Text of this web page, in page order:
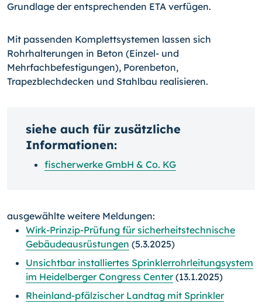
Grundlage der entsprechenden ETA verfügen.
Mit passenden Komplettsystemen lassen sich
Rohrhalterungen in Beton (Einzel- und
Mehrfachbefestigungen), Porenbeton,
Trapezblechdecken und Stahlbau realisieren.
siehe auch für zusätzliche
Informationen:
fischerwerke GmbH & Co. KG
ausgewählte weitere Meldungen:
Wirk-Prinzip-Prüfung für sicherheitstechnische
Gebäudeausrüstungen (5.3.2025)
Unsichtbar installiertes Sprinklerrohrleitungsystem
im Heidelberger Congress Center(13.1.2025)
Rheinland-pfälzischer Landtag mit Sprinkler